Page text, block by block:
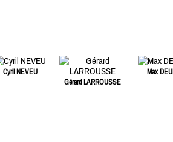
Cyril NEVEU
Gérard LARROUSSE
Max